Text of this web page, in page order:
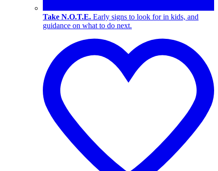
Take N.O.T.E. Early signs to look for in kids, and
guidance on what to do next.